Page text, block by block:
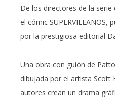
De los directores de la serie
el cómic SUPERVILLANOS,
por la prestigiosa editorial
Una obra con guión de
dibujada por el artista Scott
autores crean un drama